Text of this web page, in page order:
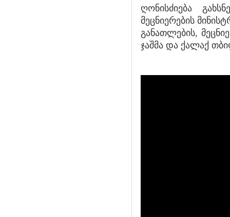
ღონისძიება
მეცნიერების
განათლების,
ჯაშმა და ქალაქ